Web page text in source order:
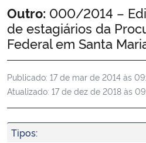
Ministério da Agricultura, Pecuária e
Ministério da Educação
Ministério da Cidadania
Ministério da Saúde
Início do conteúdo
Outro: 000/2014 –
de estagiários da
Federal em Santa
Publicado: 17 de mar de 2014 às
Atualizado: 17 de dez de 2018 às
Tipos: